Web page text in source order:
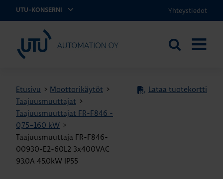
UTU-KONSERNI Yhteystiedot
UTU Automation
Etsi
Etusivu > Moottorikäytöt >
Taajuusmuuttajat >
Taajuusmuuttajat FR-F846 -
0,75–160 kW >
Taajuusmuuttaja FR-F846-
00930-E2-60L2 3x400VAC
93.0A 45.0kW IP55
Lataa tuotekortti